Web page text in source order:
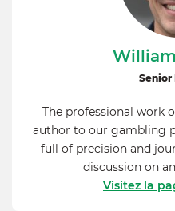
Senior
The professional work
author to our gambling
full of precision and
discussion on
Visitez la